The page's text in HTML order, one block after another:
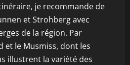
je recommande de
et Strohberg avec
de la région. Par
et le Musmiss, dont les
illustrent la variété des